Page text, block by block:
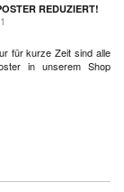
REDUZIERT!
für kurze Zeit sind alle
in unserem Shop